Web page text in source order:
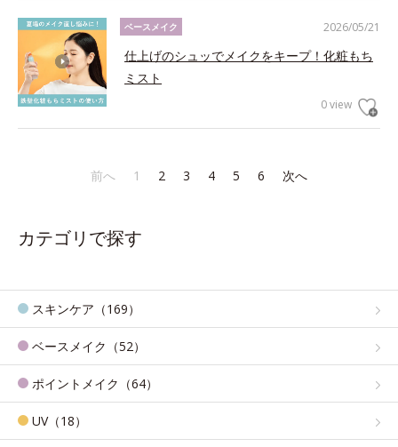
2026/05/21
ベースメイク
仕上げのシュッでメイクをキープ！化粧もち
ミスト
0 view
前へ 1 2 3 4 5 6 次へ
カテゴリで探す
スキンケア（169）
ベースメイク（52）
ポイントメイク（64）
UV（18）